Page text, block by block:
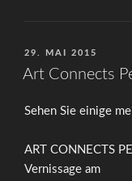
VERÖFFENTLICHT
AM
29. MAI 2015
Art Connects
Sehen Sie einige
ART CONNECTS
Vernissage am